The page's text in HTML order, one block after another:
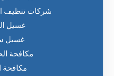
شركات تنظيف
غسيل
غسيل
مكافحة
مكافحة